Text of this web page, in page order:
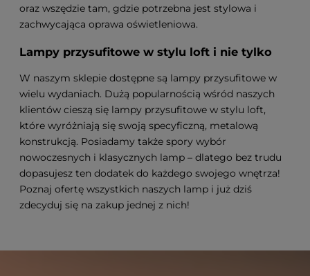
oraz wszędzie tam, gdzie potrzebna jest stylowa i
zachwycająca oprawa oświetleniowa.
Lampy przysufitowe w stylu loft i nie tylko
W naszym sklepie dostępne są lampy przysufitowe w
wielu wydaniach. Dużą popularnością wśród naszych
klientów cieszą się lampy przysufitowe w stylu loft,
które wyróżniają się swoją specyficzną, metalową
konstrukcją. Posiadamy także spory wybór
nowoczesnych i klasycznych lamp – dlatego bez trudu
dopasujesz ten dodatek do każdego swojego wnętrza!
Poznaj ofertę wszystkich naszych lamp i już dziś
zdecyduj się na zakup jednej z nich!